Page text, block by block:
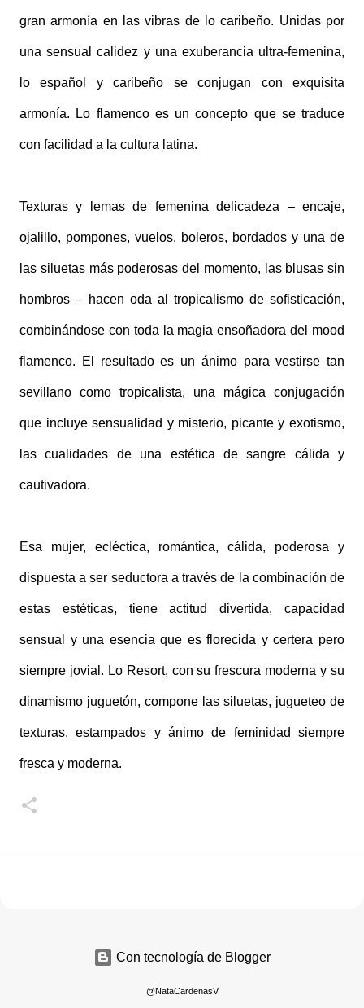
gran armonía en las vibras de lo caribeño. Unidas por
una sensual calidez y una exuberancia ultra-femenina,
lo español y caribeño se conjugan con exquisita
armonía. Lo flamenco es un concepto que se traduce
con facilidad a la cultura latina.
Texturas y lemas de femenina delicadeza – encaje,
ojalillo, pompones, vuelos, boleros, bordados y una de
las siluetas más poderosas del momento, las blusas sin
hombros – hacen oda al tropicalismo de sofisticación,
combinándose con toda la magia ensoñadora del mood
flamenco. El resultado es un ánimo para vestirse tan
sevillano como tropicalista, una mágica conjugación
que incluye sensualidad y misterio, picante y exotismo,
las cualidades de una estética de sangre cálida y
cautivadora.
Esa mujer, ecléctica, romántica, cálida, poderosa y
dispuesta a ser seductora a través de la combinación de
estas estéticas, tiene actitud divertida, capacidad
sensual y una esencia que es florecida y certera pero
siempre jovial. Lo Resort, con su frescura moderna y su
dinamismo juguetón, compone las siluetas, jugueteo de
texturas, estampados y ánimo de feminidad siempre
fresca y moderna.
Con tecnología de Blogger
@NataCardenasV